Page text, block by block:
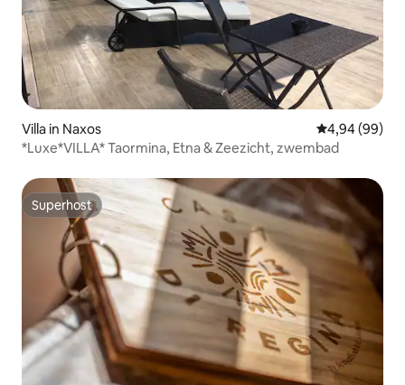
Villa in Naxos Gemiddelde
4,94 (99)
*Luxe*VILLA* Taormina, Etna & Zeezicht, zwembad
Superhost
Superhost